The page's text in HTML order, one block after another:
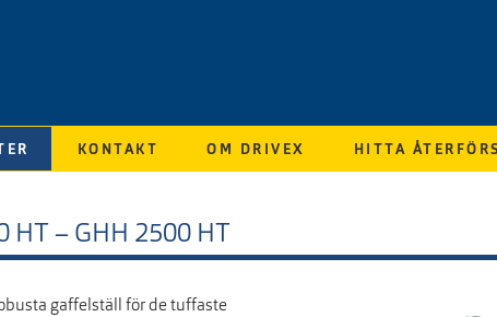
KONTAKT OM DRIVEX HITTA
HT – GHH 2500 HT
gaffelställ för de tuffaste